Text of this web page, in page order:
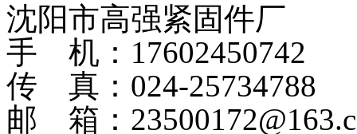
沈阳市高强紧固件厂
手 机：17602450742
传 真：024-25734788
邮 箱：